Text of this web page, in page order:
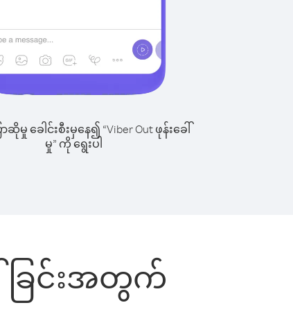
ဆိုမှု ခေါင်းစီးမှနေ၍ “Viber Out ဖုန်းခေါ်
မှု” ကို ရွေးပါ
ခြင်းအတွက်